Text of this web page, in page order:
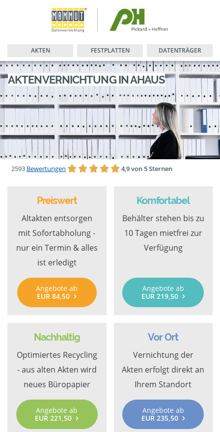
AKTEN FESTPLATTEN DATENTRÄGER
AKTENVERNICHTUNG IN AHAUS
2593 Bewertungen 4,9 von 5 Sternen
Preiswert
Altakten entsorgen
mit Sofortabholung -
nur ein Termin & alles
ist erledigt
Angebote ab
EUR 84,50
Komfortabel
Behälter stehen bis zu
10 Tagen mietfrei zur
Verfügung
Angebote ab
EUR 219,50
Nachhaltig
Optimiertes Recycling
- aus alten Akten wird
neues Büropapier
Angebote ab
EUR 221,50
Vor Ort
Vernichtung der
Akten erfolgt direkt an
Ihrem Standort
Angebote ab
EUR 235,50